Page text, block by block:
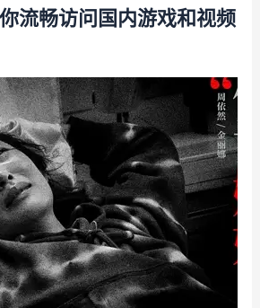
流畅访问国内游戏和视频